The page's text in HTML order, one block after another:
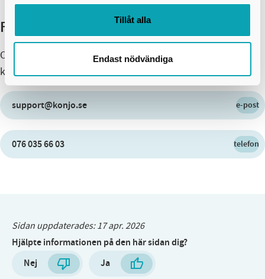
Tillåt alla
Endast nödvändiga
Felanmälan och kontakt
Om du har synpunkter eller vill göra en felanmälan kan du
kontakta uthyrningsföretaget direkt:
support@konjo.se e-post
076 035 66 03 telefon
Sidan uppdaterades:17 apr. 2026
Hjälpte informationen på den här sidan dig?
Nej
Ja